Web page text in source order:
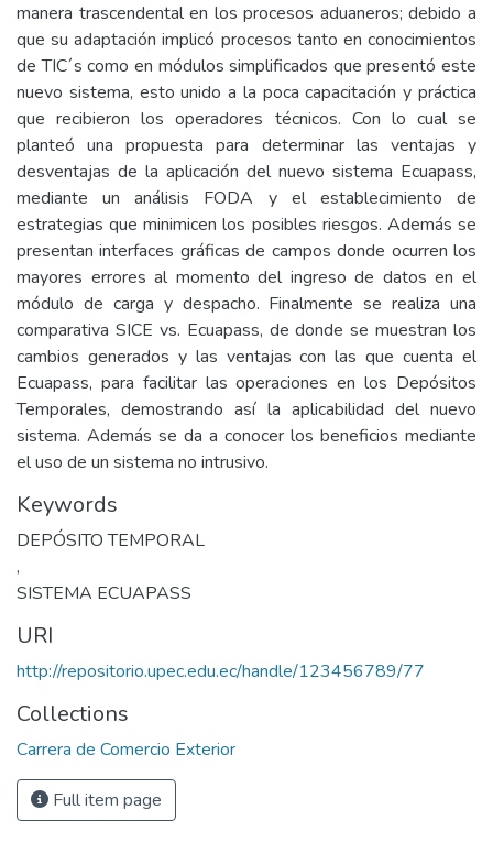
manera trascendental en los procesos aduaneros; debido a
que su adaptación implicó procesos tanto en conocimientos
de TIC´s como en módulos simplificados que presentó este
nuevo sistema, esto unido a la poca capacitación y práctica
que recibieron los operadores técnicos. Con lo cual se
planteó una propuesta para determinar las ventajas y
desventajas de la aplicación del nuevo sistema Ecuapass,
mediante un análisis FODA y el establecimiento de
estrategias que minimicen los posibles riesgos. Además se
presentan interfaces gráficas de campos donde ocurren los
mayores errores al momento del ingreso de datos en el
módulo de carga y despacho. Finalmente se realiza una
comparativa SICE vs. Ecuapass, de donde se muestran los
cambios generados y las ventajas con las que cuenta el
Ecuapass, para facilitar las operaciones en los Depósitos
Temporales, demostrando así la aplicabilidad del nuevo
sistema. Además se da a conocer los beneficios mediante
el uso de un sistema no intrusivo.
Keywords
DEPÓSITO TEMPORAL
,
SISTEMA ECUAPASS
URI
http://repositorio.upec.edu.ec/handle/123456789/77
Collections
Carrera de Comercio Exterior
Full item page